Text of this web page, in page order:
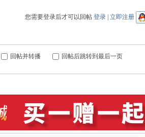
您需要登录后才可以回帖 登录| 立即注册
回帖并转播 回帖后跳转到最后一页